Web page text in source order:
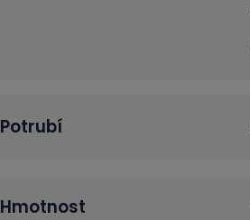
Potrubí
Hmotnost